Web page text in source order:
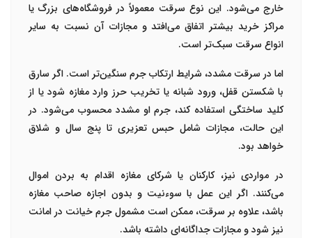
خارج می‌شود. این نوع سرقت معمولاً در فروشگاه‌های بزرگ یا
مراکز خرید بیشتر اتفاق می‌افتد و مجازات آن نسبت به سایر
انواع سرقت سبک‌تر است.
اما در سرقت مشدد، شرایط ارتکاب جرم سنگین‌تر است. اگر سارق
باشکستن قفل، ورود شبانه یا تخریب حرز وارد مغازه شود یا از
کلید ساختگیاستفاده کند، جرم او مشدد محسوب می‌شود. در
این حالت، مجازات شامل حبس تعزیری تا پنج سال و شلاق
خواهد بود.
در مواردی نیز،کارکنان یا شرکای مغازه اقدام به بردن اموال
می‌کنند. اگر این عمل با سوءنیت و بدون اجازه صاحب مغازه
باشد، علاوه بر سرقت، ممکن است مشمولجرم خیانت در امانت
نیز شود و مجازات جداگانه‌ای داشته باشد.